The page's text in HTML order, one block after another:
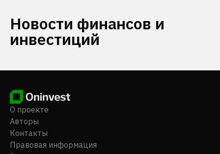
Новости финансов и
инвестиций
О проекте
Авторы
Контакты
Правовая информация